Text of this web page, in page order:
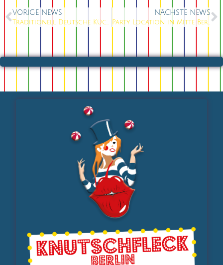
VORIGE NEWS
Traditionell Deutsche Küche
NÄCHSTE NEWS
Party Location in Mitte Berlin